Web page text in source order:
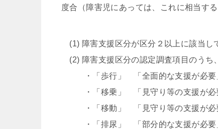
度合（障害児にあっては、これに相当す
(1) 障害支援区分が区分２以上に該当し
(2) 障害支援区分の認定調査項目のうち
・「歩行」 「全面的な支援が必要
・「移乗」 「見守り等の支援が必要
・「移動」 「見守り等の支援が必要
・「排尿」 「部分的な支援が必要」